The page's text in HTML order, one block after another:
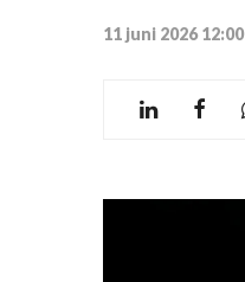
11 juni 2026 12:00